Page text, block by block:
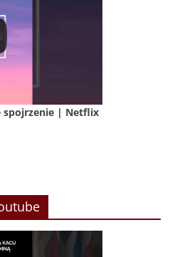
spojrzenie | Netflix